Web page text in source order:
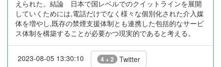
えられた。結論 日本で国レベルでのクイットラインを展開
していくためには,電話だけでなく様々な個別化された介入媒
体を増やし,既存の禁煙支援体制とも連携した包括的なサービ
ス体制を構築することが必要かつ現実的であると考える。
2023-08-05 13:30:10 4 + 2 Twitter